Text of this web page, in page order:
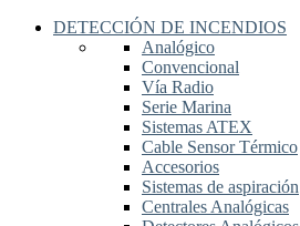
DETECCIÓN DE INCENDIOS
Analógico
Convencional
Vía Radio
Serie Marina
Sistemas ATEX
Cable Sensor Térmico
Accesorios
Sistemas de aspiración
Centrales Analógicas